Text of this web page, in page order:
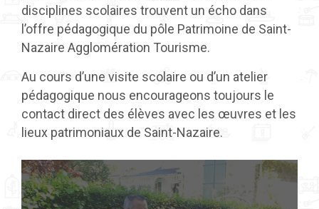
disciplines scolaires trouvent un écho dans
l’offre pédagogique du pôle Patrimoine de Saint-
Nazaire Agglomération Tourisme.
Au cours d’une visite scolaire ou d’un atelier
pédagogique nous encourageons toujours le
contact direct des élèves avec les œuvres et les
lieux patrimoniaux de Saint-Nazaire.